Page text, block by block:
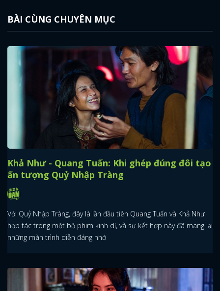
BÀI CÙNG CHUYÊN MỤC
Khả Như - Quang Tuấn: Khi ghép đúng đôi tạo
ấn tượng Quỷ Nhập Tràng
Với Quỷ Nhập Tràng, đây là lần đầu tiên Quang Tuấn và Khả Như
hợp tác trong một bộ phim kinh dị, và sự kết hợp này đã mang lại
những màn trình diễn đáng nhớ